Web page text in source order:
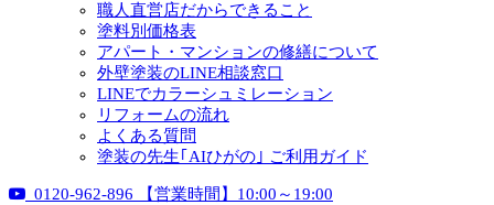
職人直営店だからできること
塗料別価格表
アパート・マンションの修繕について
外壁塗装のLINE相談窓口
LINEでカラーシュミレーション
リフォームの流れ
よくある質問
塗装の先生｢AIひがの｣ ご利用ガイド
0120-962-896
【営業時間】10:00～19:00